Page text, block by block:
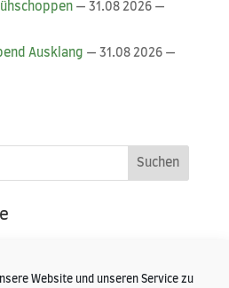
Website und unseren Service zu
— 31.08 2026 —
Aus­klang — 31.08 2026 —